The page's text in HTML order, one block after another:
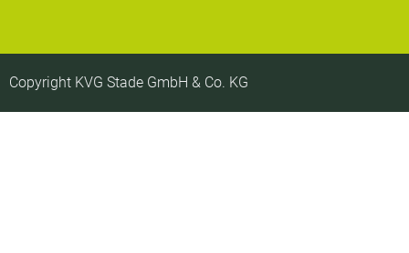
Copyright KVG Stade GmbH & Co. KG